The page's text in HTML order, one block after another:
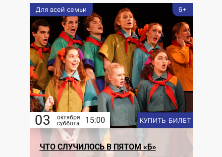
Для всей семьи 6+
03
октября
суббота
15:00 КУПИТЬ БИЛЕТ
ЧТО СЛУЧИЛОСЬ В ПЯТОМ «Б»